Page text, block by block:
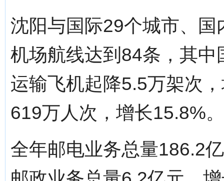
沈阳与国际29个城市、
机场航线达到84条，其
运输飞机起降5.5万架次
619万人次，增长15.8%。
全年邮电业务总量186.2